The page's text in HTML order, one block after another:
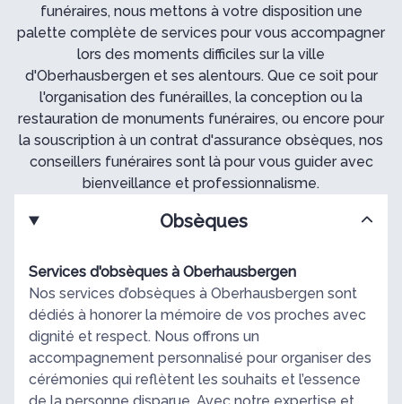
funéraires, nous mettons à votre disposition une
palette complète de services pour vous accompagner
lors des moments difficiles sur la ville
d'Oberhausbergen et ses alentours. Que ce soit pour
l'organisation des funérailles, la conception ou la
restauration de monuments funéraires, ou encore pour
la souscription à un contrat d'assurance obsèques, nos
conseillers funéraires sont là pour vous guider avec
bienveillance et professionnalisme.
Obsèques
Services d'obsèques à Oberhausbergen
Nos services d’obsèques à Oberhausbergen sont
dédiés à honorer la mémoire de vos proches avec
dignité et respect. Nous offrons un
accompagnement personnalisé pour organiser des
cérémonies qui reflètent les souhaits et l’essence